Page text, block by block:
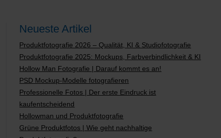
Neueste Artikel
Produktfotografie 2026 – Qualität, KI & Studiofotografie
Produktfotografie 2025: Mockups, Farbverbindlichkeit & KI
Hollow Man Fotografie | Darauf kommt es an!
PSD Mockup-Modelle fotografieren
Professionelle Fotos | Der erste Eindruck ist
kaufentscheidend
Hollowman und Produktfotografie
Grüne Produktfotos | Wie geht nachhaltige